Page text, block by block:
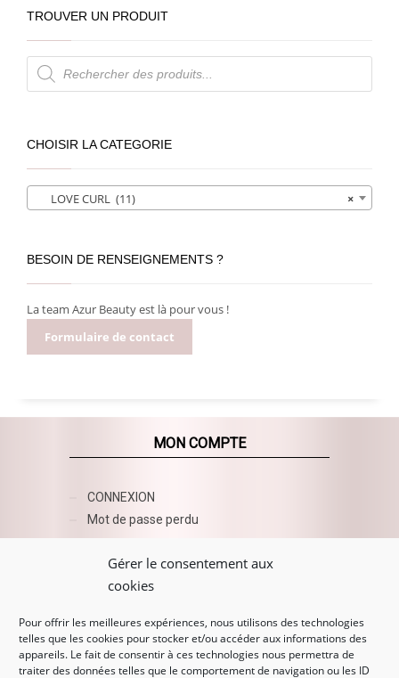
Gérer le consentement aux
cookies
Pour offrir les meilleures expériences, nous utilisons des technologies
telles que les cookies pour stocker et/ou accéder aux informations des
appareils. Le fait de consentir à ces technologies nous permettra de
traiter des données telles que le comportement de navigation ou les ID
TROUVER UN PRODUIT
Recherche
de
produits
CHOISIR LA CATEGORIE
×
LOVE CURL (11)
BESOIN DE RENSEIGNEMENTS ?
La team Azur Beauty est là pour vous !
Formulaire de contact
MON COMPTE
CONNEXION
Mot de passe perdu
AZUR BEAUTY ESHOP